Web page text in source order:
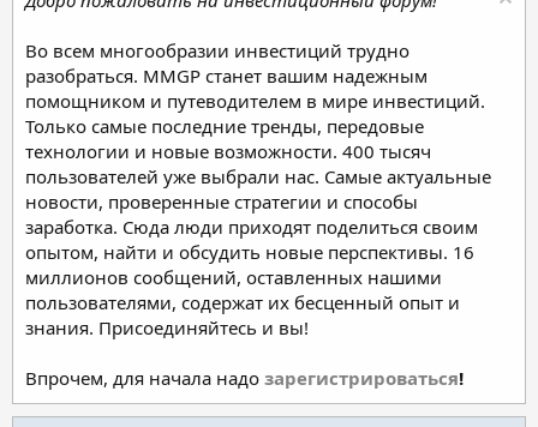
Во всем многообразии инвестиций трудно
разобраться. MMGP станет вашим надежным
помощником и путеводителем в мире инвестиций.
Только самые последние тренды, передовые
технологии и новые возможности. 400 тысяч
пользователей уже выбрали нас. Самые актуальные
новости, проверенные стратегии и способы
заработка. Сюда люди приходят поделиться своим
опытом, найти и обсудить новые перспективы. 16
миллионов сообщений, оставленных нашими
пользователями, содержат их бесценный опыт и
знания. Присоединяйтесь и вы!
Впрочем, для начала надо зарегистрироваться!